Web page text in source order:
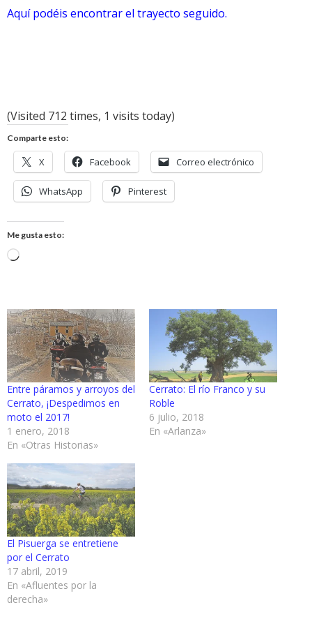
Aquí podéis encontrar el trayecto seguido.
(Visited 712 times, 1 visits today)
Comparte esto:
X Facebook Correo electrónico
WhatsApp Pinterest
Me gusta esto:
Cargando...
Entre páramos y arroyos del
Cerrato, ¡Despedimos en
moto el 2017!
1 enero, 2018
En «Otras Historias»
Cerrato: El río Franco y su
Roble
6 julio, 2018
En «Arlanza»
El Pisuerga se entretiene
por el Cerrato
17 abril, 2019
En «Afluentes por la
derecha»